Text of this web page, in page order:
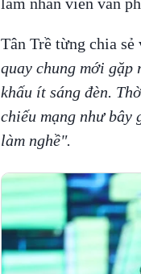
Tân Trề từng chia sẻ
quay chung mới
khấu ít sáng đèn.
chiếu mạng như
làm nghề".